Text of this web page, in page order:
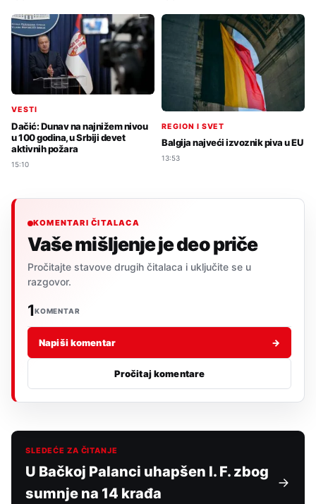
VESTI
Dačić: Dunav na najnižem nivou
u 100 godina, u Srbiji devet
aktivnih požara
15:10
REGION I SVET
Balgija najveći izvoznik piva u EU
13:53
KOMENTARI ČITALACA
Vaše mišljenje je deo priče
Pročitajte stavove drugih čitalaca i uključite se u
razgovor.
1KOMENTAR
Napiši komentar →
Pročitaj komentare
SLEDEĆE ZA ČITANJE
U Bačkoj Palanci uhapšen I. F. zbog
sumnje na 14 krađa